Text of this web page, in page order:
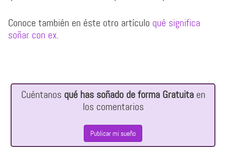
Conoce también en éste otro artículo qué significa
soñar con ex.
Cuéntanos qué has soñado de forma Gratuitaen
los comentarios
Publicar mi sueño